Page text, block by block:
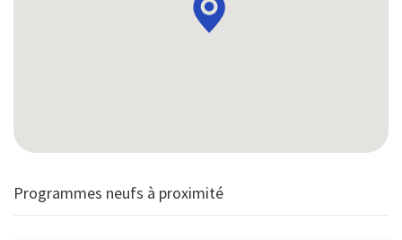
Programmes neufs à proximité